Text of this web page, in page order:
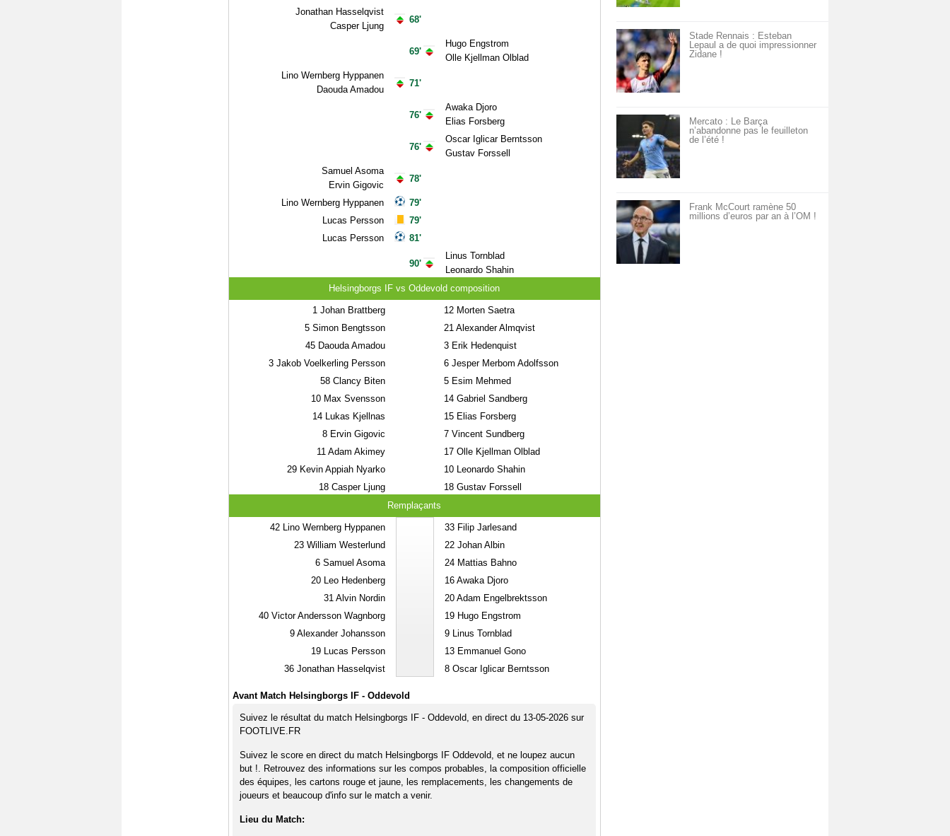
Jonathan Hasselqvist
Casper Ljung
Lino Wernberg Hyppanen
Daouda Amadou
Samuel Asoma
Ervin Gigovic
Lino Wernberg Hyppanen
Lucas Persson
Lucas Persson
68'
69'
71'
76'
76'
78'
79'
79'
81'
90'
Hugo Engstrom
Olle Kjellman Olblad
Awaka Djoro
Elias Forsberg
Oscar Iglicar Berntsson
Gustav Forssell
Linus Tornblad
Leonardo Shahin
Helsingborgs IF vs Oddevold composition
1Johan Brattberg
5Simon Bengtsson
45Daouda Amadou
3Jakob Voelkerling Persson
58Clancy Biten
10Max Svensson
14Lukas Kjellnas
8Ervin Gigovic
11Adam Akimey
29Kevin Appiah Nyarko
18Casper Ljung
12Morten Saetra
21Alexander Almqvist
3Erik Hedenquist
6Jesper Merbom Adolfsson
5Esim Mehmed
14Gabriel Sandberg
15Elias Forsberg
7Vincent Sundberg
17Olle Kjellman Olblad
10Leonardo Shahin
18Gustav Forssell
Remplaçants
42Lino Wernberg Hyppanen
23William Westerlund
6Samuel Asoma
20Leo Hedenberg
31Alvin Nordin
40Victor Andersson Wagnborg
9Alexander Johansson
19Lucas Persson
36Jonathan Hasselqvist
33Filip Jarlesand
22Johan Albin
24Mattias Bahno
16Awaka Djoro
20Adam Engelbrektsson
19Hugo Engstrom
9Linus Tornblad
13Emmanuel Gono
8Oscar Iglicar Berntsson
Avant Match Helsingborgs IF - Oddevold
Suivez le résultat du match Helsingborgs IF - Oddevold, en direct du 13-05-2026 sur
FOOTLIVE.FR
Suivez le score en direct du match Helsingborgs IF Oddevold, et ne loupez aucun
but !. Retrouvez des informations sur les compos probables, la composition officielle
des équipes, les cartons rouge et jaune, les remplacements, les changements de
joueurs et beaucoup d'info sur le match a venir.
Lieu du Match:
Stade Rennais : Esteban
Lepaul a de quoi impressionner
Zidane !
Mercato : Le Barça
n’abandonne pas le feuilleton
de l’été !
Frank McCourt ramène 50
millions d’euros par an à l’OM !